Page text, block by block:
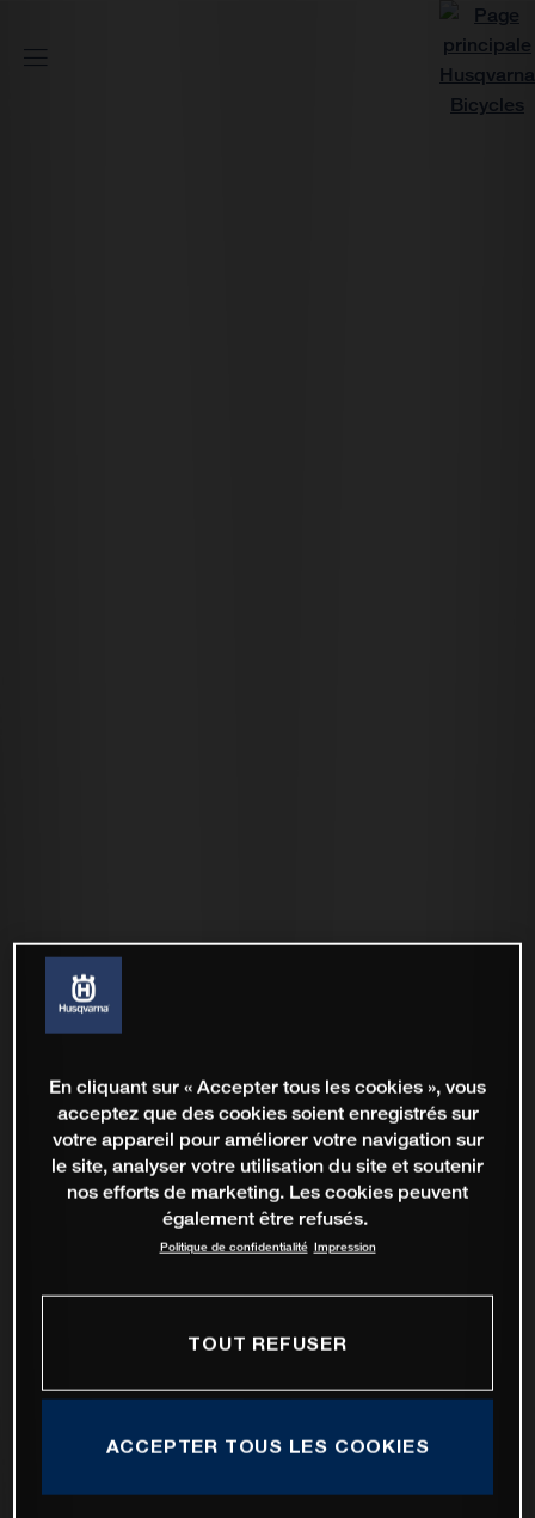
En cliquant sur « Accepter tous les cookies », vous
acceptez que des cookies soient enregistrés sur
votre appareil pour améliorer votre navigation sur
le site, analyser votre utilisation du site et soutenir
nos efforts de marketing. Les cookies peuvent
également être refusés.
Politique de confidentialité Impression
TOUT REFUSER
ACCEPTER TOUS LES COOKIES